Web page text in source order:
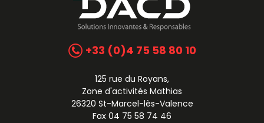
+33 (0)4 75 58 80 10
125 rue du Royans,
Zone d'activités Mathias
26320 St-Marcel-lès-Valence
Fax 04 75 58 74 46